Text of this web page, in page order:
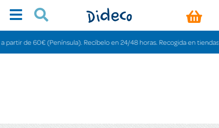
60€ (Península). Recíbelo en 24/48 horas. Recogida en tiendas gratis